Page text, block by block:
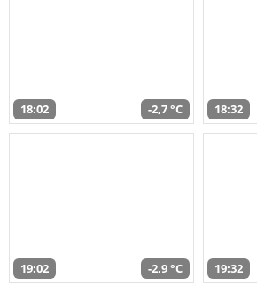
18:02 -2,7 °C 18:32
19:02 -2,9 °C 19:32